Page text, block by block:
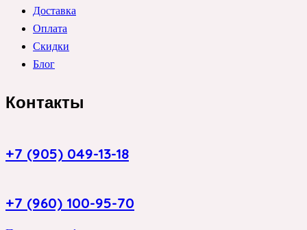
Доставка
Оплата
Скидки
Блог
Контакты
+7 (905) 049-13-18
+7 (960) 100-95-70